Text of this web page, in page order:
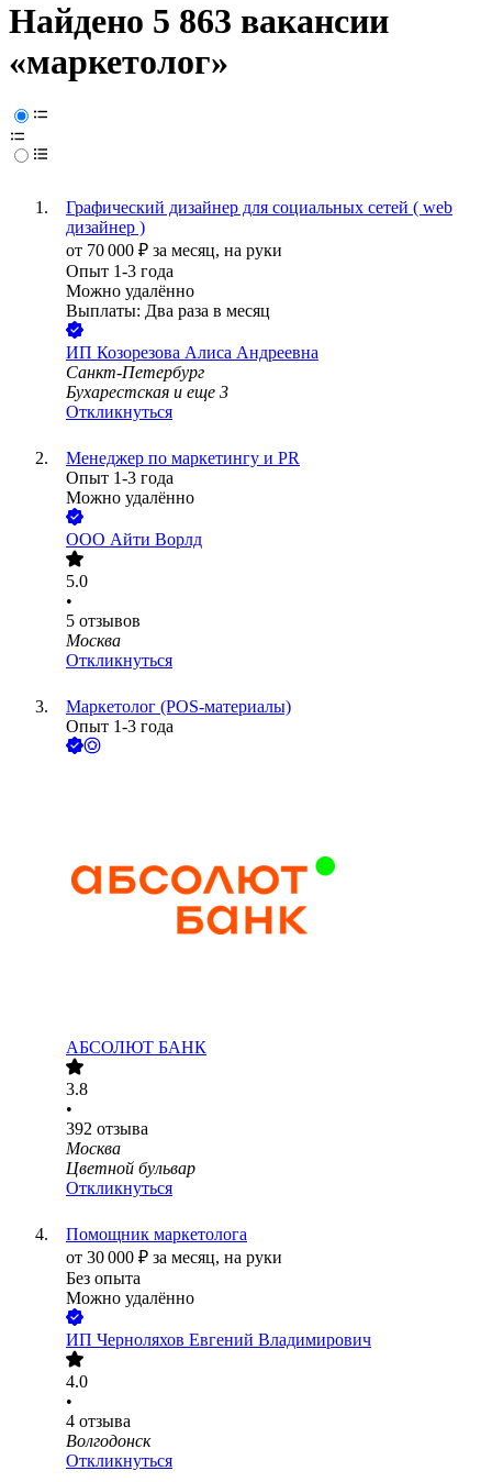
Найдено 5 863 вакансии
«маркетолог»
Графический дизайнер для социальных сетей ( web
дизайнер )
от 70 000 ₽ за месяц, на руки
Опыт 1-3 года
Можно удалённо
Выплаты: Два раза в месяц
ИП Козорезова Алиса Андреевна
Санкт-Петербург
Бухарестская и еще 3
Откликнуться
Менеджер по маркетингу и PR
Опыт 1-3 года
Можно удалённо
ООО Айти Ворлд
5.0
•
5 отзывов
Москва
Откликнуться
Маркетолог (POS-материалы)
Опыт 1-3 года
АБСОЛЮТ БАНК
3.8
•
392 отзыва
Москва
Цветной бульвар
Откликнуться
Помощник маркетолога
от 30 000 ₽ за месяц, на руки
Без опыта
Можно удалённо
ИП Черноляхов Евгений Владимирович
4.0
•
4 отзыва
Волгодонск
Откликнуться